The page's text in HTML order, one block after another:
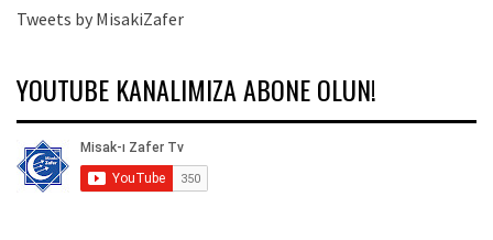
Tweets by MisakiZafer
YOUTUBE KANALIMIZA ABONE OLUN!